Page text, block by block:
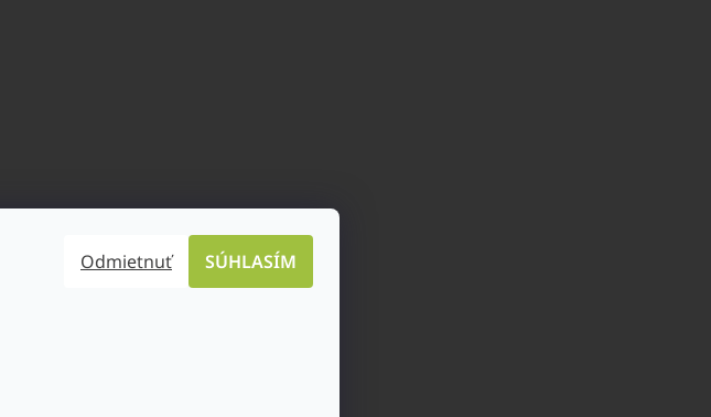
Odmietnuť SÚHLASÍM